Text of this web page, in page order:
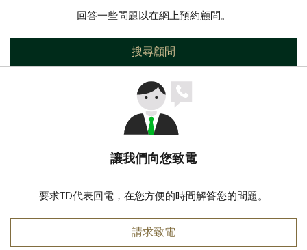
回答一些問題以在網上預約顧問。
搜尋顧問
讓我們向您致電
要求TD代表回電，在您方便的時間解答您的問題。
請求致電